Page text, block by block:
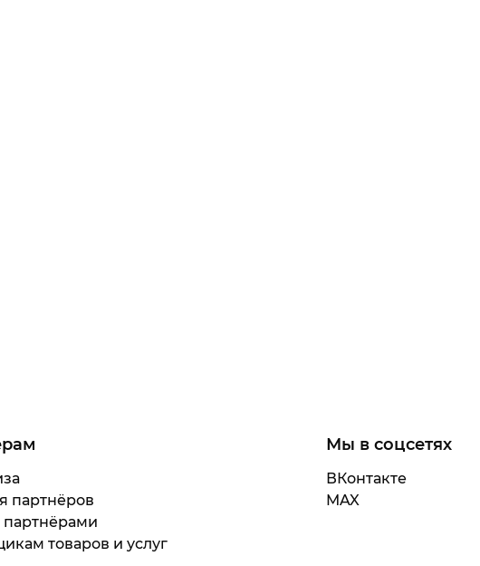
партнёров
товаров и услуг
Мы в соцсетях
ВКонтакте
MAX